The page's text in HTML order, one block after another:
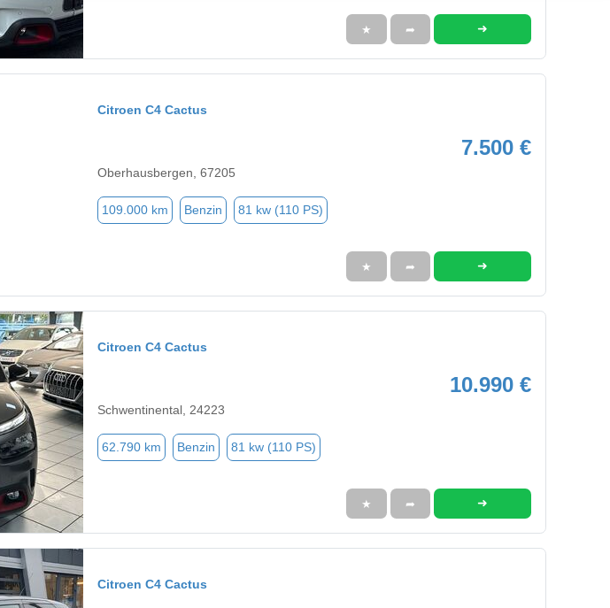
★ ➦ ➜
Citroen C4 Cactus
7.500 €
Oberhausbergen, 67205
109.000 km Benzin 81 kw (110 PS)
★ ➦ ➜
Citroen C4 Cactus
10.990 €
Schwentinental, 24223
62.790 km Benzin 81 kw (110 PS)
★ ➦ ➜
Citroen C4 Cactus